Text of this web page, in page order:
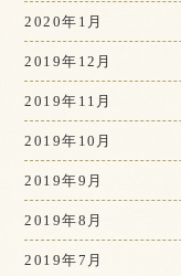
2020年1月
2019年12月
2019年11月
2019年10月
2019年9月
2019年8月
2019年7月